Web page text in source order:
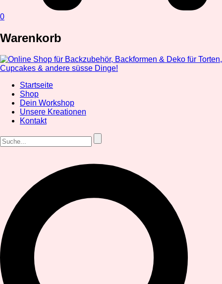
0
Warenkorb
Startseite
Shop
Dein Workshop
Unsere Kreationen
Kontakt